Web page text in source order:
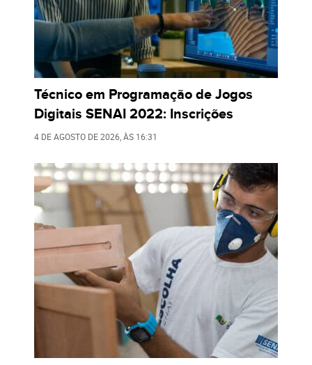
Técnico em Programação de Jogos
Digitais SENAI 2022: Inscrições
4 DE AGOSTO DE 2026 , ÀS 16:31